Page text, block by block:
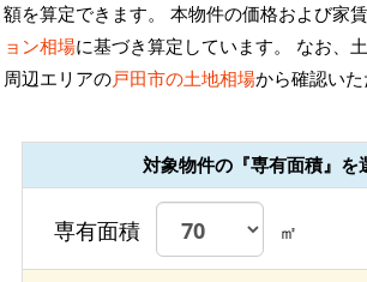
額を算定できます。 本物件の価格および家
ョン相場に基づき算定しています。 なお、
周辺エリアの戸田市の土地相場から確認いた
対象物件の『専有面積』を
専有面積 ㎡